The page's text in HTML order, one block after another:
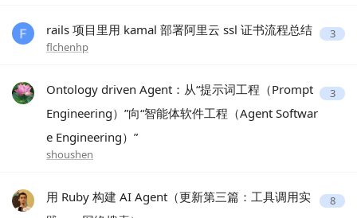
rails 项目里用 kamal 部署阿里云 ssl 证书流程总结
flchenhp
3
Ontology driven Agent：从“提示词工程（Prompt
Engineering）”向“智能体软件工程（Agent Softwar
e Engineering）”
shoushen
3
用 Ruby 构建 AI Agent（更新第三篇：工具调用实
8